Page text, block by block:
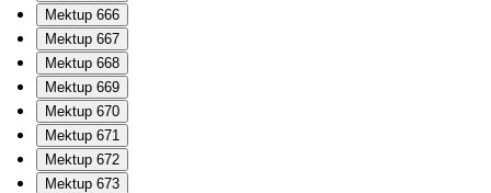
Mektup 666
Mektup 667
Mektup 668
Mektup 669
Mektup 670
Mektup 671
Mektup 672
Mektup 673